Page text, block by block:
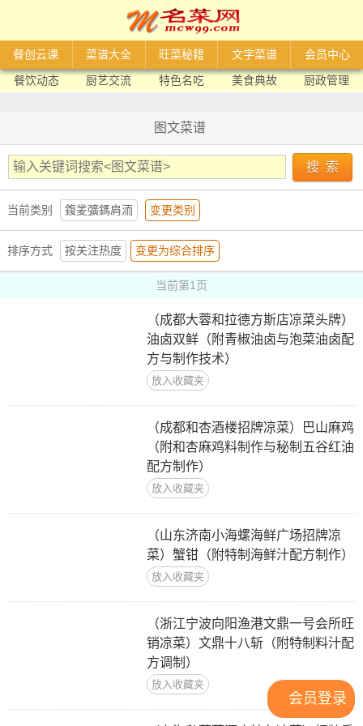
餐创云课 菜谱大全 旺菜秘籍 文字菜谱
会员中心
餐饮动态
厨艺交流 特色名吃 美食典故 厨政管理
图文菜谱
当前类别 鍑夎彍鎷肩洏 变更类别
排序方式 按关注热度 变更为综合排序
当前第1页
（成都大蓉和拉德方斯店凉菜头牌）
油卤双鲜（附青椒油卤与泡菜油卤配
方与制作技术）
放入收藏夹
（成都和杏酒楼招牌凉菜）巴山麻鸡
（附和杏麻鸡料制作与秘制五谷红油
配方制作）
放入收藏夹
（山东济南小海螺海鲜广场招牌凉
菜）蟹钳（附特制海鲜汁配方制作）
放入收藏夹
（浙江宁波向阳渔港文鼎一号会所旺
销凉菜）文鼎十八斩（附特制料汁配
方调制）
放入收藏夹
会员登录